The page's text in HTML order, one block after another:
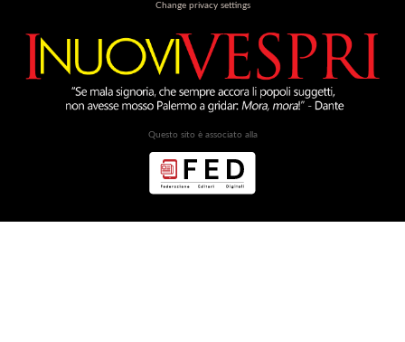
Change privacy settings
Questo sito è associato alla